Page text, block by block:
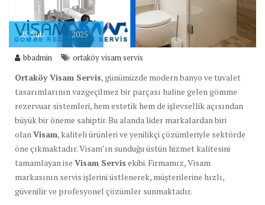
25Şub 2025
bbadmin ortaköy visam servis
Ortaköy Visam Servis, günümüzde modern banyo ve tuvalet
tasarımlarının vazgeçilmez bir parçası haline gelen gömme
rezervuar sistemleri, hem estetik hem de işlevsellik açısından
büyük bir öneme sahiptir. Bu alanda lider markalardan biri
olan Visam, kaliteli ürünleri ve yenilikçi çözümleriyle sektörde
öne çıkmaktadır. Visam’ın sunduğu üstün hizmet kalitesini
tamamlayan ise Visam Servis ekibi. Firmamız, Visam
markasının servis işlerini üstlenerek, müşterilerine hızlı,
güvenilir ve profesyonel çözümler sunmaktadır.